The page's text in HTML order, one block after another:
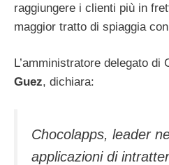
raggiungere i clienti più in
maggior tratto di spiaggia
L’amministratore delegato di
Guez, dichiara:
Chocolapps, leader
applicazioni di